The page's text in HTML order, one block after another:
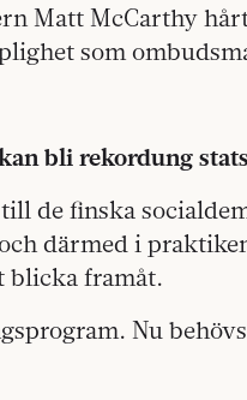
Matt McCarthy
som
bli rekordung
de finska
därmed i
blicka framåt.
Nu